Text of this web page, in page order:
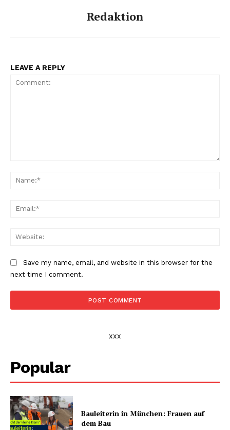
Redaktion
LEAVE A REPLY
Save my name, email, and website in this browser for the
next time I comment.
xxx
Popular
Bauleiterin in München: Frauen auf
dem Bau